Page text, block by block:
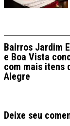
Bairros Jardim
e Boa Vista
com mais itens
Alegre
Deixe seu